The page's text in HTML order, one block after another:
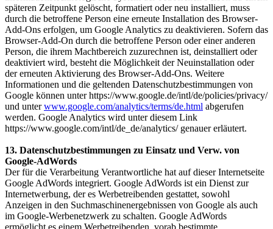
späteren Zeitpunkt gelöscht, formatiert oder neu installiert, muss
durch die betroffene Person eine erneute Installation des Browser-
Add-Ons erfolgen, um Google Analytics zu deaktivieren. Sofern das
Browser-Add-On durch die betroffene Person oder einer anderen
Person, die ihrem Machtbereich zuzurechnen ist, deinstalliert oder
deaktiviert wird, besteht die Möglichkeit der Neuinstallation oder
der erneuten Aktivierung des Browser-Add-Ons. Weitere
Informationen und die geltenden Datenschutzbestimmungen von
Google können unter https://www.google.de/intl/de/policies/privacy/
und unterwww.google.com/analytics/terms/de.html abgerufen
werden. Google Analytics wird unter diesem Link
https://www.google.com/intl/de_de/analytics/ genauer erläutert.
13. Datenschutzbestimmungen zu Einsatz und Verw. von
Google-AdWords
Der für die Verarbeitung Verantwortliche hat auf dieser Internetseite
Google AdWords integriert. Google AdWords ist ein Dienst zur
Internetwerbung, der es Werbetreibenden gestattet, sowohl
Anzeigen in den Suchmaschinenergebnissen von Google als auch
im Google-Werbenetzwerk zu schalten. Google AdWords
ermöglicht es einem Werbetreibenden, vorab bestimmte